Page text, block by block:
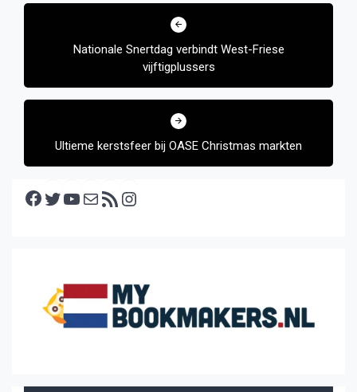
Nationale Snertdag verbindt West-Friese
vijftigplussers
Ultieme kerstsfeer bij OASE Christmas markten
Facebook Twitter YouTube E-mail RSS feed